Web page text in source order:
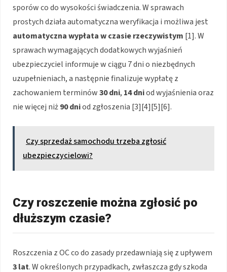
sporów co do wysokości świadczenia. W sprawach
prostych działa automatyczna weryfikacja i możliwa jest
automatyczna wypłata w czasie rzeczywistym [1]. W
sprawach wymagających dodatkowych wyjaśnień
ubezpieczyciel informuje w ciągu 7 dni o niezbędnych
uzupełnieniach, a następnie finalizuje wypłatę z
zachowaniem terminów30 dni, 14 dniod wyjaśnienia oraz
nie więcej niż90 dniod zgłoszenia [3][4][5][6].
Czy sprzedaż samochodu trzeba zgłosić
ubezpieczycielowi?
Czy roszczenie można zgłosić po
dłuższym czasie?
Roszczenia z OC co do zasady przedawniają się z upływem
3 lat. W określonych przypadkach, zwłaszcza gdy szkoda